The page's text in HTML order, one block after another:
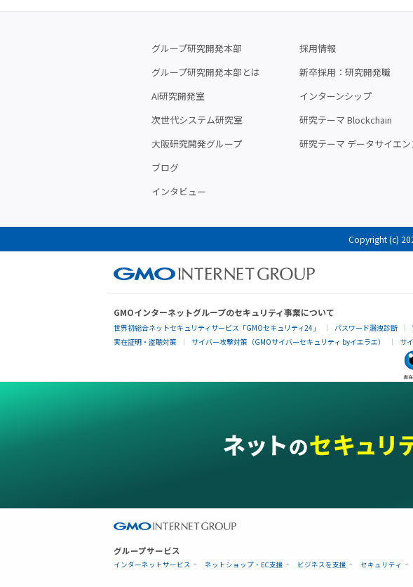
グループ研究開発本部
グループ研究開発本部とは
AI研究開発室
次世代システム研究室
大阪研究開発グループ
ブログ
インタビュー
採用情報
新卒採用：研究開発職
インターンシップ
研究テーマ Blockchain
研究テーマ データサイエン
Copyright (c)
GMOインターネットグループのセキュリティ事業について
世界初総合ネットセキュリティサービス「GMOセキュリティ24」 パスワード漏洩診断
実在証明・盗聴対策
サイバー攻撃対策（GMOサイバーセキュリティ byイエラエ） サ
グループサービス
インターネットサービス ネットショップ・EC支援 ビジネスを支援 セキュリティ